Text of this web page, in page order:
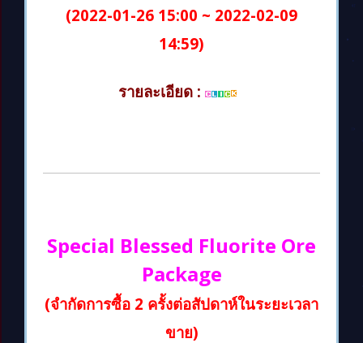
(2022-01-26 15:00 ~ 2022-02-09
14:59)
รายละเอียด :
Special Blessed Fluorite Ore
Package
(จำกัดการซื้อ 2 ครั้งต่อสัปดาห์ในระยะเวลา
ขาย)